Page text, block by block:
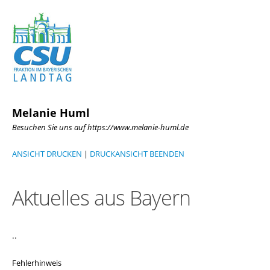
Melanie Huml
Besuchen Sie uns auf https://www.melanie-huml.de
ANSICHT DRUCKEN | DRUCKANSICHT BEENDEN
Aktuelles aus Bayern
..
Fehlerhinweis